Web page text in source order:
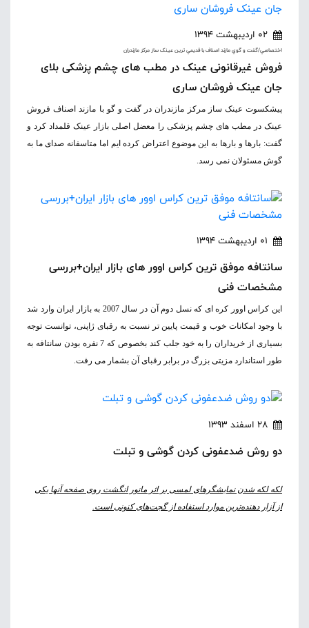
02 اردیبهشت 1394
اختصاصي/گفت و گوي مازند اصناف با قديمي ترين عينک ساز مرکز مازندران
فروش غیرقانونی عینک در مطب های چشم پزشکی بلای
جان عینک فروشان ساری
پیشکسوت عینک ساز مرکز مازندران در گفت و گو با مازند اصناف فروش
عینک در مطب های چشم پزشکی را معضل اصلی بازار عینک قلمداد کرد و
گفت: بارها و بارها به این موضوع اعتراض کرده ایم اما متاسفانه صدای ما به
گوش مسئولان نمی رسد.
01 اردیبهشت 1394
سانتافه موفق ترین کراس اوور های بازار ایران+بررسی
مشخصات فنی
این کراس اوور کره ای که نسل دوم آن در سال 2007 به بازار ایران وارد شد
با وجود امکانات خوب و قیمت پایین تر نسبت به رقبای ژاپنی، توانست توجه
بسیاری از خریداران را به خود جلب کند بخصوص که 7 نفره بودن سانتافه به
طور استاندارد مزیتی بزرگ در برابر رقبای آن بشمار می رفت.
28 اسفند 1393
دو روش ضدعفونی کردن گوشی و تبلت
لکه لکه شدن نمایشگرهای لمسی بر اثر مانور انگشت روی صفحه آنها یکی
از آزار دهنده‌ترین موارد استفاده از گجت‌های کنونی است.